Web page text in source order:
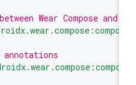
Wear Compose
annotations